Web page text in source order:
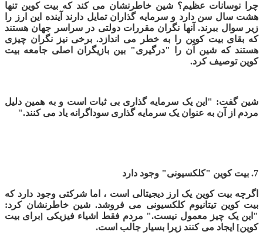
چرا نوسانات عظیم؟ شین خاطرنشان می کند که بیت کوین تنها
هشت سال سن دارد و سرمایه گذاران تمایل دارند آینده این ارز را
زیر سوال ببرند. آنها نگران مقررات دولتی در سراسر جهان هستند
که بقای بیت کوین را به خطر می اندازد. برخی نیز نگران چیزی
هستند که شین آن را "درگیری" بین بازیگران اصلی جامعه بیت
کوین توصیف کرد.
شین گفت: "این یک سرمایه گذاری بی ثبات است و به همین دلیل
مردم از آن به عنوان یک سرمایه گذاری سوداگرانه یاد می کنند."
7. بیت کوین "کلکسیونی" وجود دارد
اگرچه بیت کوین یک ارز دیجیتالی است ، اما شرکتی وجود دارد که
بیت کوین تیتانیوم کلکسیونی می فروشد. شین خاطرنشان کرد:
"این یک چیز معمول نیست." مردم فقط اشیاء فیزیکی [برای بیت
کوین] ایجاد می کنند زیرا بسیار جالب است.